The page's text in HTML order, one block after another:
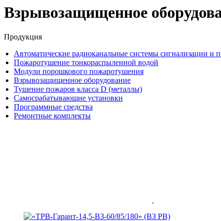
Взрывозащищенное
Продукция
Автоматические радиоканальные системы сигнализации и
Пожаротушение тонкораспыленной водой
Модули порошкового пожаротушения
Взрывозащищенное оборудование
Тушение пожаров класса D (металлы)
Самосрабатывающие установки
Программные средства
Ремонтные комплекты